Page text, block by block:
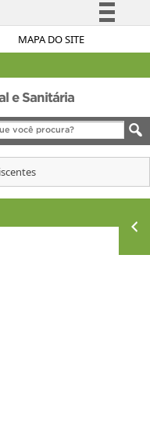
MAPA DO SITE
Simplifique!
Legislação
Canais
e Sanitária